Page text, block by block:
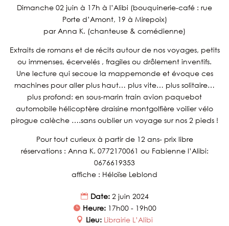
Dimanche 02 juin à 17h à l’Alibi (bouquinerie-café : rue
Porte d’Amont, 19 à Mirepoix)
par Anna K. (chanteuse & comédienne)
Extraits de romans et de récits autour de nos voyages, petits
ou immenses, écervelés , fragiles ou drôlement inventifs.
Une lecture qui secoue la mappemonde et évoque ces
machines pour aller plus haut… plus vite… plus solitaire…
plus profond: en sous-marin train avion paquebot
automobile hélicoptère draisine montgolfière voilier vélo
pirogue calèche ….sans oublier un voyage sur nos 2 pieds !
Pour tout curieux à partir de 12 ans- prix libre
réservations : Anna K. 0772170061 ou Fabienne l’Alibi:
0676619353
affiche : Héloïse Leblond
Date: 2 juin 2024
Heure: 17h00 - 19h00
Lieu: Librairie L’Alibi